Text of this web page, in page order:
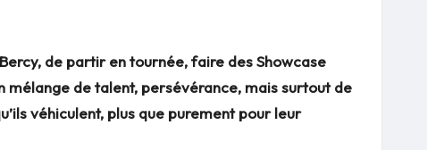
de partir en tournée, faire des Showcase
de talent, persévérance, mais surtout de
véhiculent, plus que purement pour leur